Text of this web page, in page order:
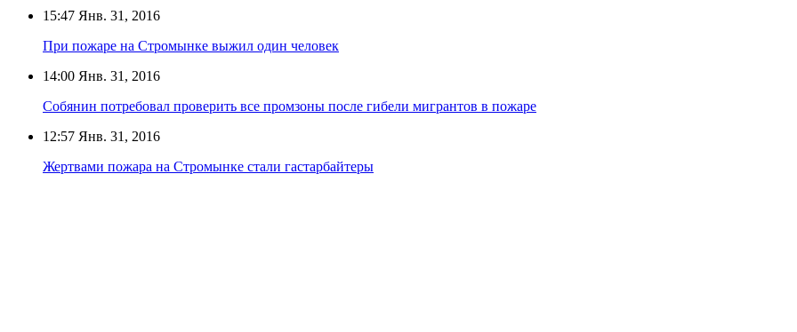
15:47 Янв. 31, 2016
При пожаре на Стромынке выжил один человек
14:00 Янв. 31, 2016
Собянин потребовал проверить все промзоны после гибели мигрантов в пожаре
12:57 Янв. 31, 2016
Жертвами пожара на Стромынке стали гастарбайтеры